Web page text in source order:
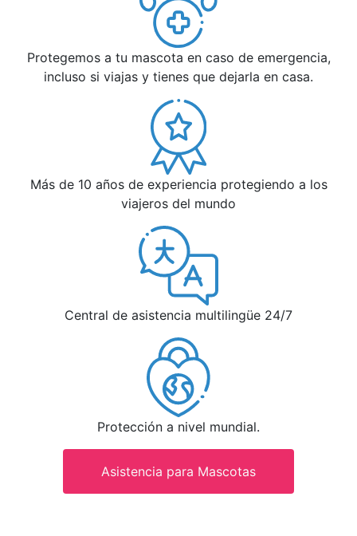
Protegemos a tu mascota en caso de emergencia,
incluso si viajas y tienes que dejarla en casa.
Más de 10 años de experiencia protegiendo a los
viajeros del mundo
Central de asistencia multilingüe 24/7
Protección a nivel mundial.
Asistencia para Mascotas